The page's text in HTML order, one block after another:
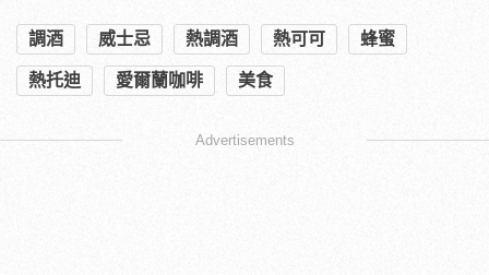
調酒 威士忌 熱調酒 熱可可 蜂蜜
熱托迪 愛爾蘭咖啡 美食
Advertisements